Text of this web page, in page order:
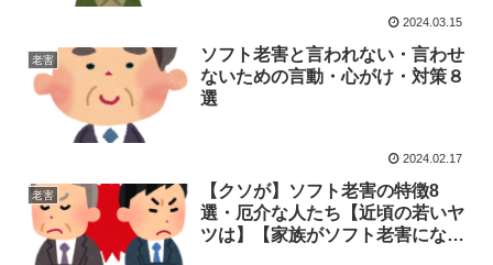
2024.03.15
老害
ソフト老害と言われない・言わせ
ないための言動・心がけ・対策８
選
2024.02.17
老害
【クソが】ソフト老害の特徴8
選・厄介な人たち【近頃の若いヤ
ツは】【家族がソフト老害になっ